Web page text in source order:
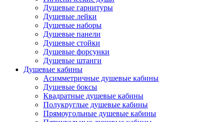
Душевые гарнитуры
Душевые лейки
Душевые наборы
Душевые панели
Душевые стойки
Душевые форсунки
Душевые штанги
Душевые кабины
Асимметричные душевые кабины
Душевые боксы
Квадратные душевые кабины
Полукруглые душевые кабины
Прямоугольные душевые кабины